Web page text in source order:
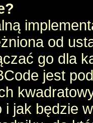
od
go dla
jest
i jak będzie